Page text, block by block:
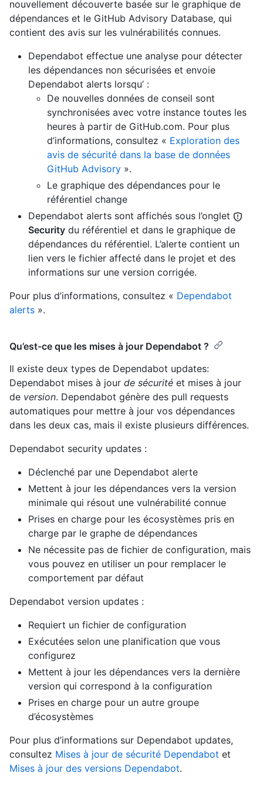
nouvellement découverte basée sur le graphique de
dépendances et le GitHub Advisory Database, qui
contient des avis sur les vulnérabilités connues.
Dependabot effectue une analyse pour détecter
les dépendances non sécurisées et envoie
Dependabot alerts lorsqu’ :
De nouvelles données de conseil sont
synchronisées avec votre instance toutes les
heures à partir de GitHub.com. Pour plus
d’informations, consultez « Exploration des
avis de sécurité dans la base de données
GitHub Advisory ».
Le graphique des dépendances pour le
référentiel change
Dependabot alerts sont affichés sous l’onglet
Security du référentiel et dans le graphique de
dépendances du référentiel. L’alerte contient un
lien vers le fichier affecté dans le projet et des
informations sur une version corrigée.
Pour plus d’informations, consultez « Dependabot
alerts ».
Qu’est-ce que les mises à jour Dependabot ?
Il existe deux types de Dependabot updates:
Dependabot mises à jour de sécurité et mises à jour
de version. Dependabot génère des pull requests
automatiques pour mettre à jour vos dépendances
dans les deux cas, mais il existe plusieurs différences.
Dependabot security updates :
Déclenché par une Dependabot alerte
Mettent à jour les dépendances vers la version
minimale qui résout une vulnérabilité connue
Prises en charge pour les écosystèmes pris en
charge par le graphe de dépendances
Ne nécessite pas de fichier de configuration, mais
vous pouvez en utiliser un pour remplacer le
comportement par défaut
Dependabot version updates :
Requiert un fichier de configuration
Exécutées selon une planification que vous
configurez
Mettent à jour les dépendances vers la dernière
version qui correspond à la configuration
Prises en charge pour un autre groupe
d’écosystèmes
Pour plus d’informations sur Dependabot updates,
consultez Mises à jour de sécurité Dependabot et
Mises à jour des versions Dependabot.